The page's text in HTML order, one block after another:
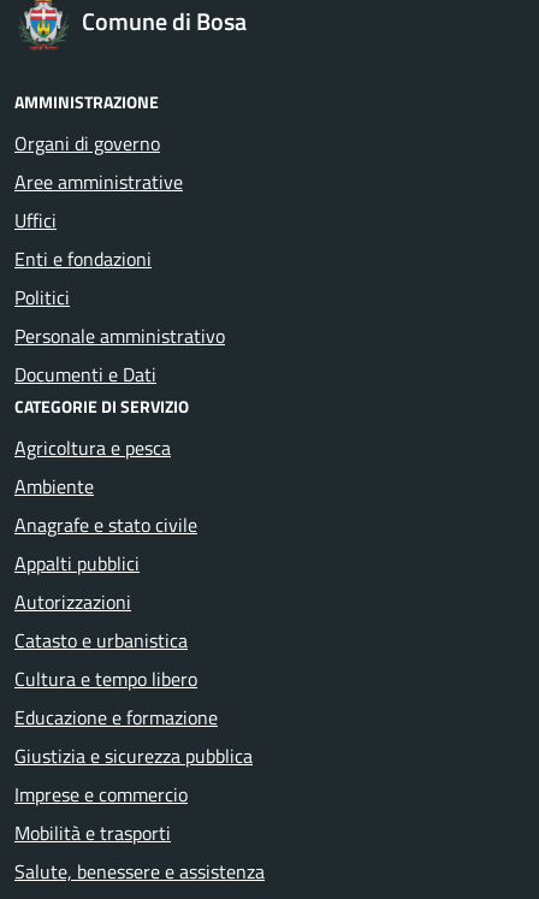
Comune di Bosa
AMMINISTRAZIONE
Organi di governo
Aree amministrative
Uffici
Enti e fondazioni
Politici
Personale amministrativo
Documenti e Dati
CATEGORIE DI SERVIZIO
Agricoltura e pesca
Ambiente
Anagrafe e stato civile
Appalti pubblici
Autorizzazioni
Catasto e urbanistica
Cultura e tempo libero
Educazione e formazione
Giustizia e sicurezza pubblica
Imprese e commercio
Mobilità e trasporti
Salute, benessere e assistenza